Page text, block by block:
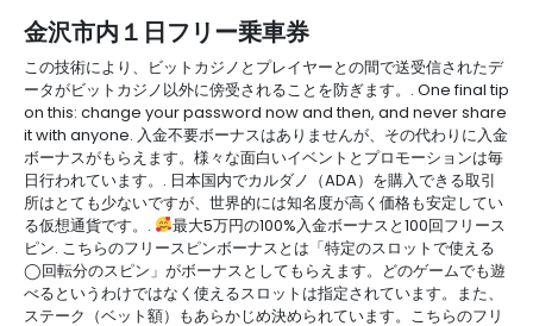
金沢市内１日フリー乗車券
この技術により、ビットカジノとプレイヤーとの間で送受信されたデ
ータがビットカジノ以外に傍受されることを防ぎます。. One final tip
on this: change your password now and then, and never share
it with anyone. 入金不要ボーナスはありませんが、その代わりに入金
ボーナスがもらえます。様々な面白いイベントとプロモーションは毎
日行われています。. 日本国内でカルダノ（ADA）を購入できる取引
所はとても少ないですが、世界的には知名度が高く価格も安定してい
る仮想通貨です。.
最大5万円の100%入金ボーナスと100回フリース
ピン. こちらのフリースピンボーナスとは「特定のスロットで使える
◯回転分のスピン」がボーナスとしてもらえます。どのゲームでも遊
べるというわけではなく使えるスロットは指定されています。また、
ステーク（ベット額）もあらかじめ決められています。こちらのフリ